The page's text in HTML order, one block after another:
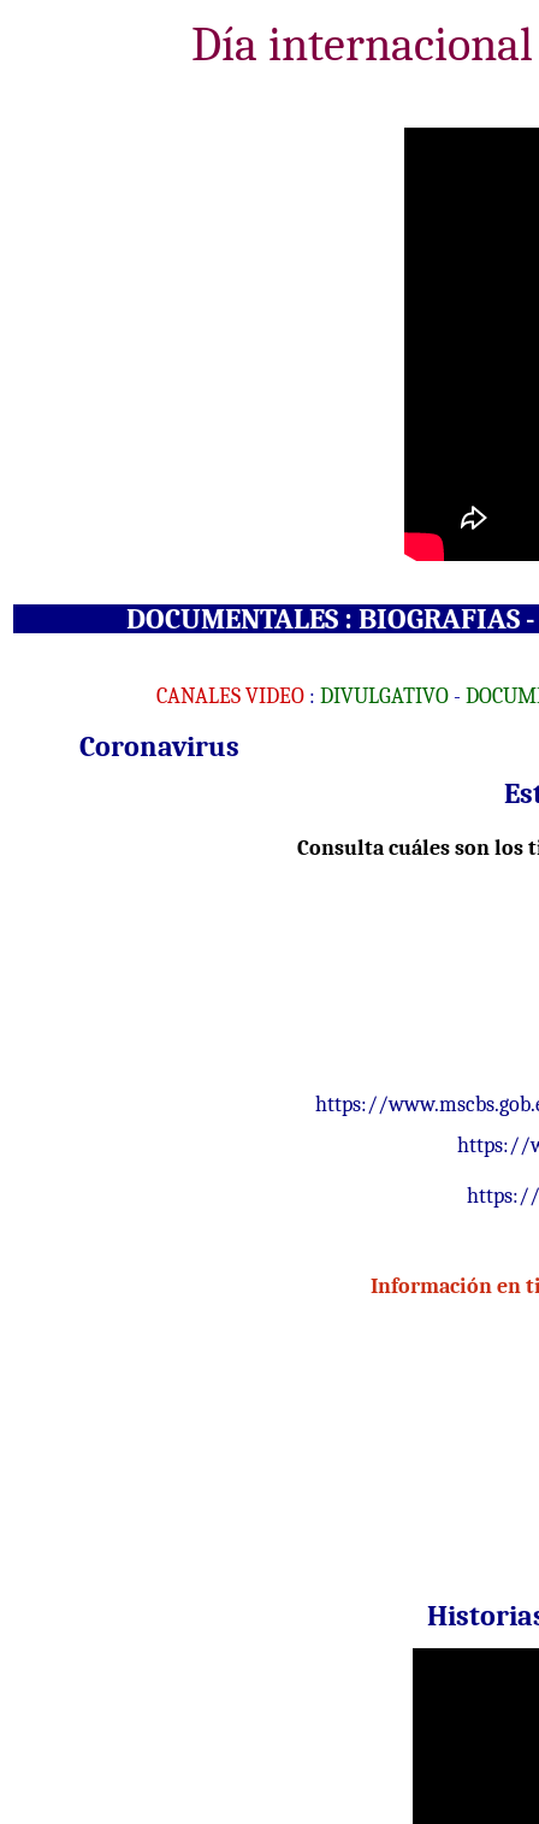
Día
DOCUMENTALES : BIOGRAFIAS -
CANALES VIDEO : DIVULGATIVO -
Coronavirus
Consulta cuáles son los
https://
https://
https://
Información en